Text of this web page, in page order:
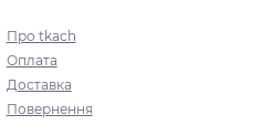
Про tkach
Оплата
Доставка
Повернення